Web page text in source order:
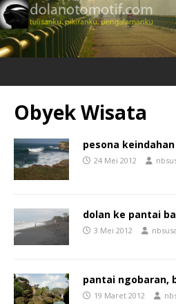
Obyek Wisata
pesona
24 Mei 2012
dolan ke pantai
3 Mei 2012
pantai ngobaran,
19 Maret 2012